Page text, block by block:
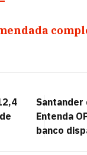
Santander
Entenda
banco